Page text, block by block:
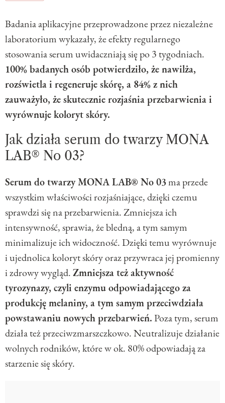
Badania aplikacyjne przeprowadzone przez niezależne
laboratorium wykazały, że efekty regularnego
stosowania serum uwidaczniają się po 3 tygodniach.
100% badanych osób potwierdziło, że nawilża,
rozświetla i regeneruje skórę, a 84% z nich
zauważyło, że skutecznie rozjaśnia przebarwienia i
wyrównuje koloryt skóry.
Jak działa serum do twarzy MONA
LAB® No 03?
Serum do twarzy MONA LAB® No 03ma przede
wszystkim właściwości rozjaśniające, dzięki czemu
sprawdzi się na przebarwienia. Zmniejsza ich
intensywność, sprawia, że bledną, a tym samym
minimalizuje ich widoczność. Dzięki temu wyrównuje
i ujednolica koloryt skóry oraz przywraca jej promienny
i zdrowy wygląd.Zmniejsza też aktywność
tyrozynazy, czyli enzymu odpowiadającego za
produkcję melaniny, a tym samym przeciwdziała
powstawaniu nowych przebarwień.Poza tym, serum
działa też przeciwzmarszczkowo. Neutralizuje działanie
wolnych rodników, które w ok. 80% odpowiadają za
starzenie się skóry.